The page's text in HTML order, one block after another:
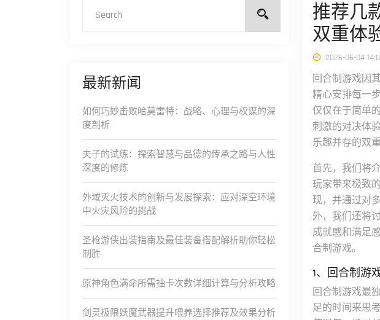
最新新闻
如何巧妙击败哈莫雷特：战略、心理与权谋的深
度剖析
夫子的试练：探索智慧与品德的传承之路与人性
深度的修炼
外域灭火技术的创新与发展探索：应对深空环境
中火灾风险的挑战
圣枪游侠出装指南及最佳装备搭配解析助你轻松
制胜
原神角色满命所需抽卡次数详细计算与分析攻略
剑灵极限妖魔武器提升喂养选择推荐及效果分析
推荐几
双重体
2026-06-04
回合制游戏因
精心安排每一
仅仅在于简单
刺激的对决体
乐趣并存的双重
首先，我们将
玩家带来极致
现，并通过对
外，我们还将
成就感和满足
合制游戏。
1、回合制游
回合制游戏最
足的时间来思